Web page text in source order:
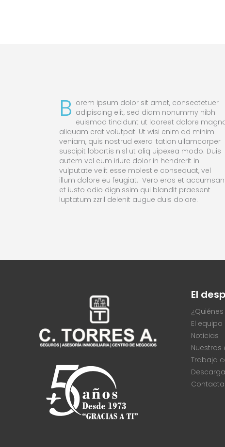
B orem ipsum dolor sit amet, consectetuer
adipiscing elit, sed diam nonummy nibh
euismod tincidunt ut laoreet dolore
aliquam erat volutpat. Ut wisi enim ad minim
veniam, quis nostrud exerci tation ullamcorper
suscipit lobortis nisl ut aliq uipexea modo. Duis
autem vel eum iriure dolor in hendrerit in
vulputate velit esse molestie consequat, vel
illum dolore eu feugiat. Vero eros et accumsan
et iusto odio dignissim qui blandit praesent
luptatum zzril delenit augue duis dolore.
El
El equipo
Noticias
Nuestros
Trabaja